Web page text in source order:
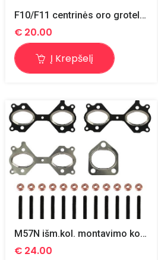
F10/F11 centrinės oro grotelės
€ 20.00
Į Krepšelį
M57N išm.kol. montavimo kompl. 2
€ 24.00